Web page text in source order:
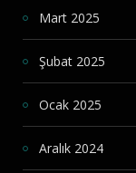
Mart 2025
Şubat 2025
Ocak 2025
Aralık 2024